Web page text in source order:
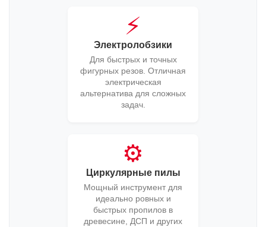
⚡
Электролобзики
Для быстрых и точных
фигурных резов. Отличная
электрическая
альтернатива для сложных
задач.
⚙️
Циркулярные пилы
Мощный инструмент для
идеально ровных и
быстрых пропилов в
древесине, ДСП и других